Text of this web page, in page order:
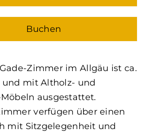
Buchen
Zimmer im Allgäu ist ca.
und mit Altholz- und
ausgestattet.
verfügen über einen
mit Sitzgelegenheit und